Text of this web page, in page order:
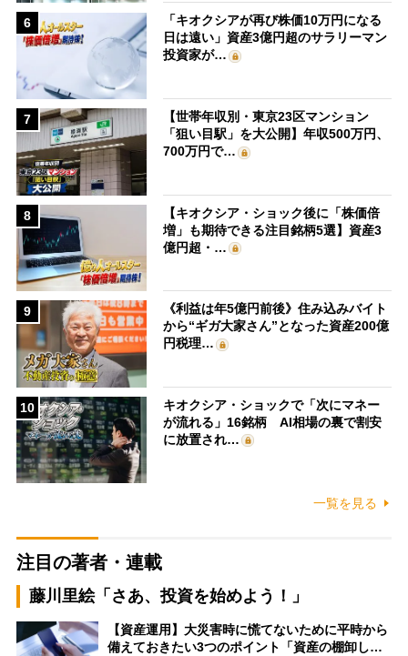
6
「キオクシアが再び株価10万円になる
日は遠い」資産3億円超のサラリーマン
投資家が…
7
【世帯年収別・東京23区マンション
「狙い目駅」を大公開】年収500万円、
700万円で…
8
【キオクシア・ショック後に「株価倍
増」も期待できる注目銘柄5選】資産3
億円超・…
9
《利益は年5億円前後》住み込みバイト
から“ギガ大家さん”となった資産200億
円税理…
10
キオクシア・ショックで「次にマネー
が流れる」16銘柄 AI相場の裏で割安
に放置され…
一覧を見る
注目の著者・連載
藤川里絵「さあ、投資を始めよう！」
【資産運用】大災害時に慌てないために平時から
備えておきたい3つのポイント「資産の棚卸し…